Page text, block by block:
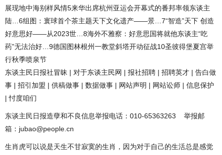
展现地中海别样风情5来华出席杭州亚运会开幕式的番邦率领东谈主
陆…6组图：寰球首个茶主题天下文化遗产——景…7“智造”天下 创造
好意思好——从2023世…8海外不雅察：好意思国将就他东谈主“吃
药”无法治好…9德国图林根州一教堂斜塔开动征战10圣彼得堡夏宫举
行秋季喷泉节
东谈主民日报社冒昧 | 对于东谈主民网 | 报社招聘 | 招聘英才 | 告白做
事 | 招引加盟 | 供稿做事 | 数据做事 | 网站声明 | 网站讼师 | 信息保护
| 忖度咱们
东谈主民日报造孽和不良信息举报电话：010-65363263 举报邮
箱：jubao@people.cn
生肖虎可以说是天生不甘寂寞的生肖，因为对于自己的生活总是感觉